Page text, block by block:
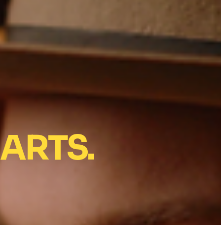
ARTS.